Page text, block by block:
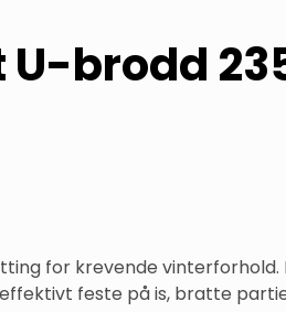
brodd
for krevende
feste på is, bratte